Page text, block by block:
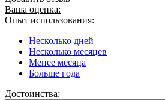
Ваша оценка:
Опыт использования:
Несколько дней
Несколько месяцев
Менее месяца
Больше года
Достоинства: